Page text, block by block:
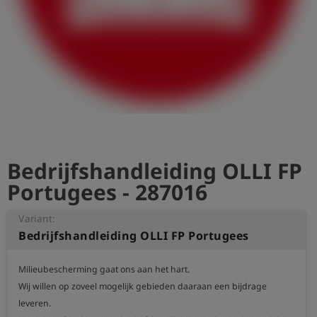
Registratie
Bedrijfshandleiding OLLI FP
Portugees - 287016
Variant:
Bedrijfshandleiding OLLI FP Portugees
Milieubescherming gaat ons aan het hart.
Wij willen op zoveel mogelijk gebieden daaraan een bijdrage
leveren.